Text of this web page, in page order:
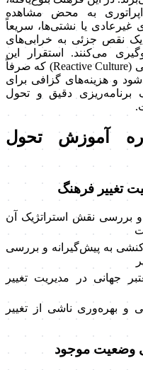
به محض مشاهده
غیرعادی یا نشتی‌ها، سریعاً
یک نقص جزئی به خرابی‌های
می‌کنند. استقرار این
فرهنگ کارآمد در برابر فرهنگ واکنشی (Reactive Culture) که صرفاً
و هزینه‌های گزافی برای
برنامه‌ریزی دقیق و تحول
آموزش تحول
تغییر فرهنگ
بررسی نقش استراتژیک آن
به پیش‌گیرانه و بررسی
جهانی در مدیریت تغییر
و بهره‌وری ناشی از تغییر
وضعیت موجود